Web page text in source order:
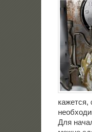
кажется,
Для